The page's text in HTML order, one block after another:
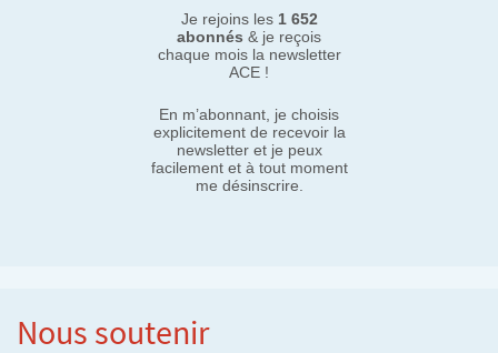
Je rejoins les 1 652
abonnés & je reçois
chaque mois la newsletter
ACE !
En m’abonnant, je choisis
explicitement de recevoir la
newsletter et je peux
facilement et à tout moment
me désinscrire.
Nous soutenir